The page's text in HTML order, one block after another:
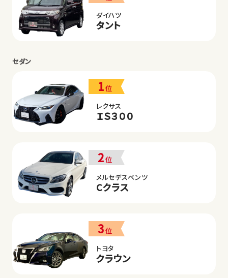
ダイハツ
タント
セダン
1位
レクサス
ＩＳ３００
2位
メルセデスベンツ
Cクラス
3位
トヨタ
クラウン